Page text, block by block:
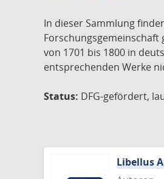
In dieser Sammlung
Forschungsgemeinschaft
von 1701 bis 1800 in
entsprechenden Werke
Status: DFG-gefördert,
Libellus